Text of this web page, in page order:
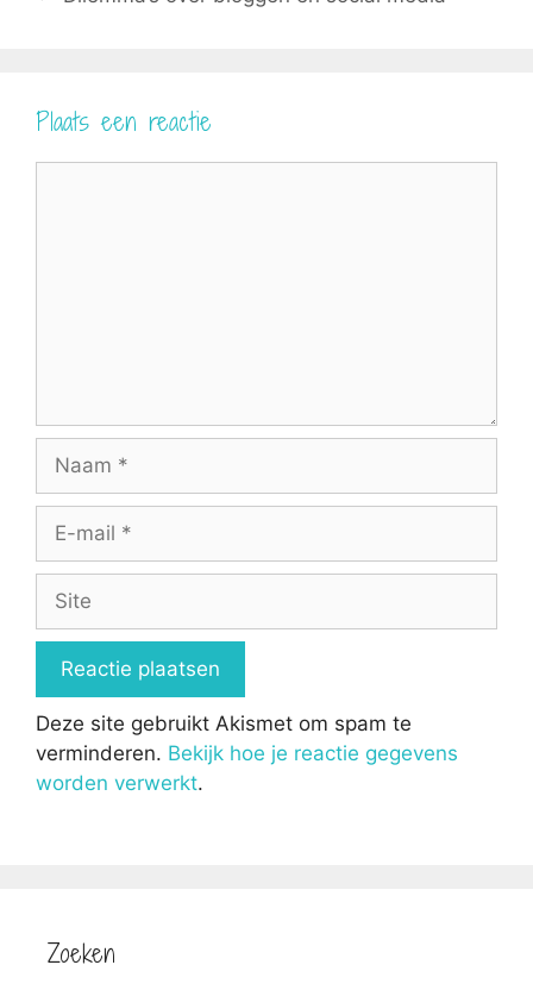
Plaats een reactie
Naam
Site
Deze site gebruikt Akismet om spam te
verminderen. Bekijk hoe je reactie gegevens
worden verwerkt.
Zoeken